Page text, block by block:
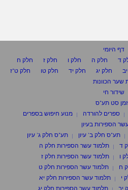
דף היומי
ד חלק ה חלק ו חלק ז
חלק ח
חלק יג חלק יד חלק טו
חלק ט"ז
שער הכוונות
שידור חי
סט תע"ס
ספרים להורדה
מנוע חיפוש בספרים
הספירות בעיון
תע"ס חלק ב' עיון
תע"ס חלק ג' עיון
ד
תלמוד עשר הספירות חלק ה
ו
תלמוד עשר הספירות חלק ז
ח
תלמוד עשר הספירות חלק ט
י
תלמוד עשר הספירות חלק יא
יב
תלמוד עשר הספירות חלק יג